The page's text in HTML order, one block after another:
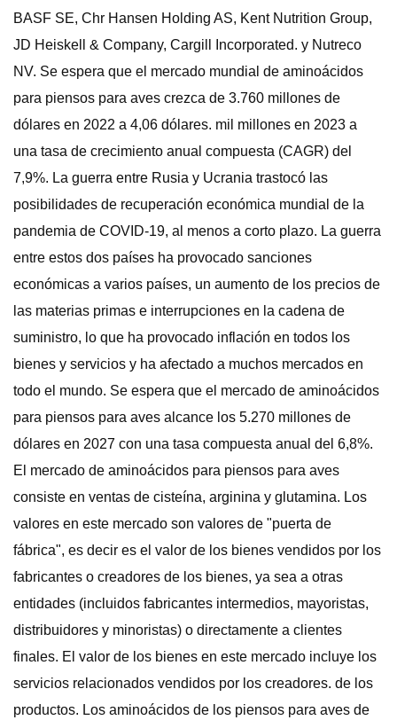
BASF SE, Chr Hansen Holding AS, Kent Nutrition Group,
JD Heiskell & Company, Cargill Incorporated. y Nutreco
NV. Se espera que el mercado mundial de aminoácidos
para piensos para aves crezca de 3.760 millones de
dólares en 2022 a 4,06 dólares. mil millones en 2023 a
una tasa de crecimiento anual compuesta (CAGR) del
7,9%. La guerra entre Rusia y Ucrania trastocó las
posibilidades de recuperación económica mundial de la
pandemia de COVID-19, al menos a corto plazo. La guerra
entre estos dos países ha provocado sanciones
económicas a varios países, un aumento de los precios de
las materias primas e interrupciones en la cadena de
suministro, lo que ha provocado inflación en todos los
bienes y servicios y ha afectado a muchos mercados en
todo el mundo. Se espera que el mercado de aminoácidos
para piensos para aves alcance los 5.270 millones de
dólares en 2027 con una tasa compuesta anual del 6,8%.
El mercado de aminoácidos para piensos para aves
consiste en ventas de cisteína, arginina y glutamina. Los
valores en este mercado son valores de "puerta de
fábrica", es decir es el valor de los bienes vendidos por los
fabricantes o creadores de los bienes, ya sea a otras
entidades (incluidos fabricantes intermedios, mayoristas,
distribuidores y minoristas) o directamente a clientes
finales. El valor de los bienes en este mercado incluye los
servicios relacionados vendidos por los creadores. de los
productos. Los aminoácidos de los piensos para aves de